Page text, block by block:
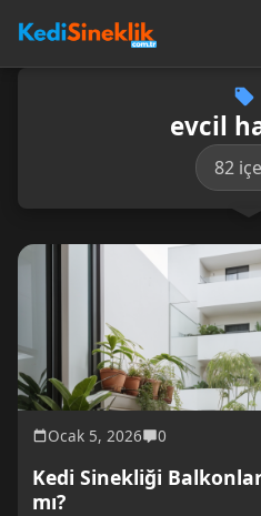
evcil
82
Ocak 5, 2026 0
Kedi Sinekliği
mı?